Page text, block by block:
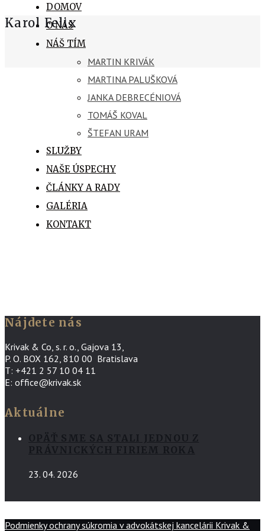
DOMOV
O NÁS
NÁŠ TÍM
MARTIN KRIVÁK
MARTINA PALUŠKOVÁ
JANKA DEBRECÉNIOVÁ
TOMÁŠ KOVAL
ŠTEFAN URAM
SLUŽBY
NAŠE ÚSPECHY
ČLÁNKY A RADY
GALÉRIA
KONTAKT
Karol Felix
Nájdete nás
Krivak & Co, s. r. o., Gajova 13,
P. O. BOX 162, 810 00 Bratislava
T: +421 2 57 10 04 11
E: office@krivak.sk
Aktuálne
OPÄŤ SME SA STALI JEDNOU Z
PRÁVNICKÝCH FIRIEM ROKA
23. 04. 2026
Podmienky ochrany súkromia v advokátskej kancelárii Krivak &